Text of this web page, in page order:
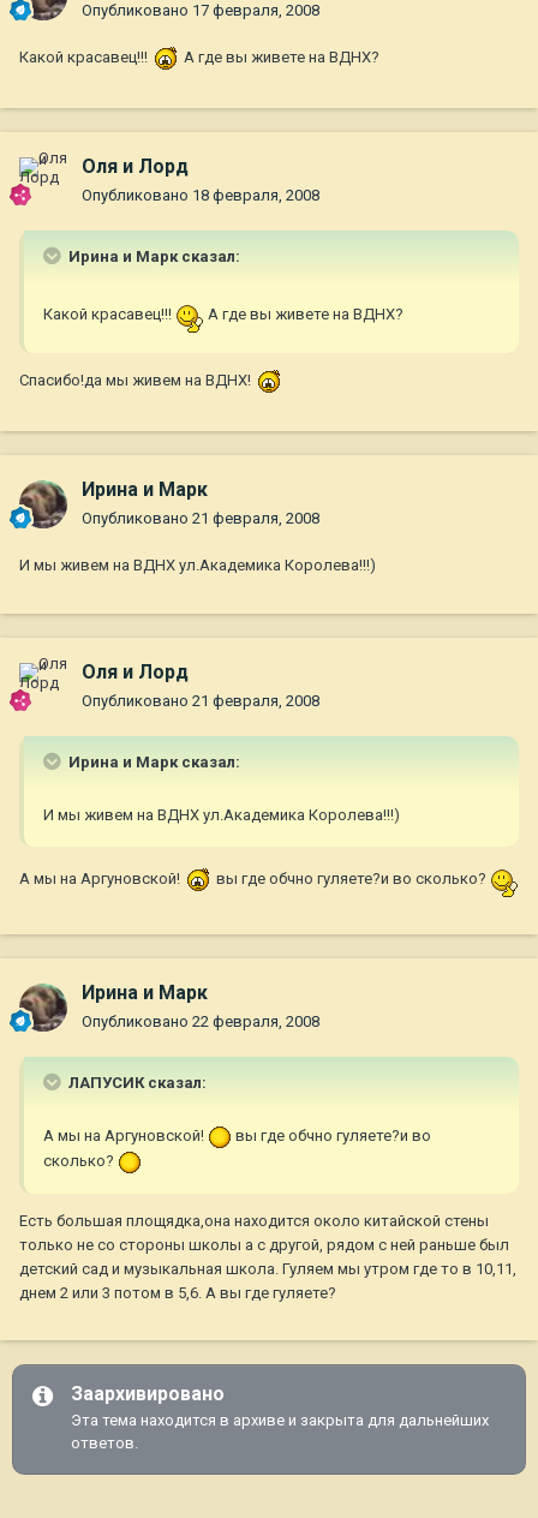
Опубликовано 17 февраля, 2008
Какой красавец!!! А где вы живете на ВДНХ?
Оля и Лорд
Опубликовано 18 февраля, 2008
Ирина и Марк сказал:
Какой красавец!!! А где вы живете на ВДНХ?
Спасибо!да мы живем на ВДНХ!
Ирина и Марк
Опубликовано 21 февраля, 2008
И мы живем на ВДНХ ул.Академика Королева!!!)
Оля и Лорд
Опубликовано 21 февраля, 2008
Ирина и Марк сказал:
И мы живем на ВДНХ ул.Академика Королева!!!)
А мы на Аргуновской! вы где обчно гуляете?и во сколько?
Ирина и Марк
Опубликовано 22 февраля, 2008
ЛАПУСИК сказал:
А мы на Аргуновской!
вы где обчно гуляете?и во
сколько?
Есть большая площядка,она находится около китайской стены
только не со стороны школы а с другой, рядом с ней раньше был
детский сад и музыкальная школа. Гуляем мы утром где то в 10,11,
днем 2 или 3 потом в 5,6. А вы где гуляете?
Заархивировано
Эта тема находится в архиве и закрыта для дальнейших
ответов.